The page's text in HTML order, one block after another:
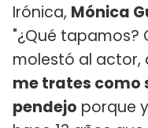
Irónica, Mónica
"¿Qué tapamos?
molestó al actor,
me trates como
pendejo porque